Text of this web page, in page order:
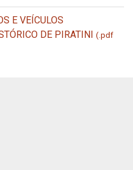
E VEÍCULOS
DE PIRATINI (.pdf